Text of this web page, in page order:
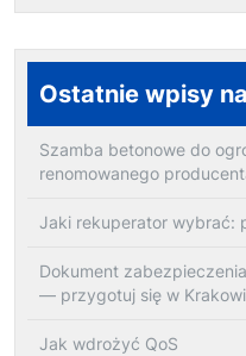
Ostatnie wpisy
Szamba betonowe do
renomowanego
Jaki rekuperator wybrać:
Dokument
— przygotuj się w
Jak wdrożyć QoS